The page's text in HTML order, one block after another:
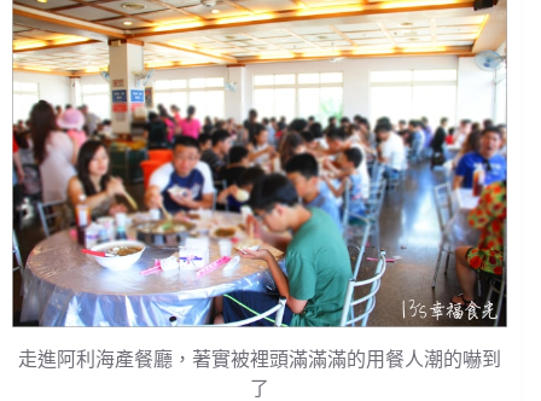
走進阿利海產餐廳，著實被裡頭滿滿滿的用餐人潮的嚇到
了